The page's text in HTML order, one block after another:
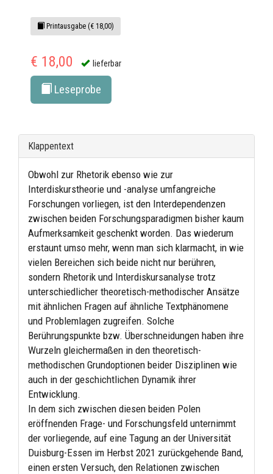
Printausgabe (€ 18,00)
€ 18,00 lieferbar
Leseprobe
Klappentext
Obwohl zur Rhetorik ebenso wie zur
Interdiskurstheorie und -analyse umfangreiche
Forschungen vorliegen, ist den Interdependenzen
zwischen beiden Forschungsparadigmen bisher kaum
Aufmerksamkeit geschenkt worden. Das wiederum
erstaunt umso mehr, wenn man sich klarmacht, in wie
vielen Bereichen sich beide nicht nur berühren,
sondern Rhetorik und Interdiskursanalyse trotz
unterschiedlicher theoretisch-methodischer Ansätze
mit ähnlichen Fragen auf ähnliche Textphänomene
und Problemlagen zugreifen. Solche
Berührungspunkte bzw. Überschneidungen haben ihre
Wurzeln gleichermaßen in den theoretisch-
methodischen Grundoptionen beider Disziplinen wie
auch in der geschichtlichen Dynamik ihrer
Entwicklung.
In dem sich zwischen diesen beiden Polen
eröffnenden Frage- und Forschungsfeld unternimmt
der vorliegende, auf eine Tagung an der Universität
Duisburg-Essen im Herbst 2021 zurückgehende Band,
einen ersten Versuch, den Relationen zwischen